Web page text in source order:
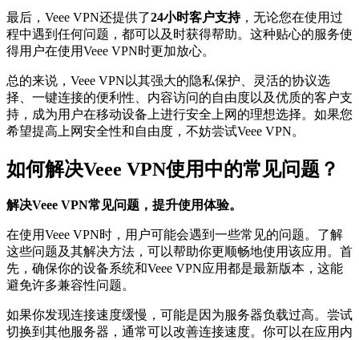
最后，Veee VPN还提供了24小时客户支持，无论您在使用过
程中遇到任何问题，都可以及时获得帮助。这种贴心的服务使
得用户在使用Veee VPN时更加放心。
总的来说，Veee VPN以其强大的隐私保护、灵活的协议选
择、一键连接的便利性、内容访问的自由度以及优质的客户支
持，成为用户在移动设备上进行安全上网的理想选择。如果您
希望提高上网安全性和自由度，不妨尝试Veee VPN。
如何解决Veee VPN使用中的常见问题？
解决Veee VPN常见问题，提升使用体验。
在使用Veee VPN时，用户可能会遇到一些常见的问题。了解
这些问题及其解决方法，可以帮助你更顺畅地使用该应用。首
先，确保你的设备系统和Veee VPN应用都是最新版本，这能
避免许多兼容性问题。
如果你发现连接速度缓慢，可能是因为服务器负载过高。尝试
切换到其他服务器，通常可以改善连接速度。你可以在应用内